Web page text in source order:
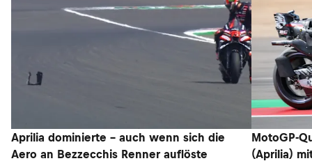
Aprilia dominierte – auch wenn sich die
Aero an Bezzecchis Renner auflöste
MotoGP-
(Aprilia)